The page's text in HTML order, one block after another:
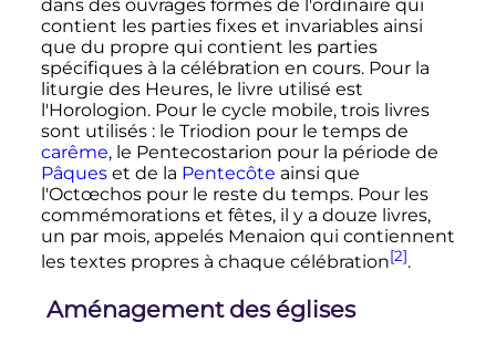
dans des ouvrages formés de l'ordinaire qui
contient les parties fixes et invariables ainsi
que du propre qui contient les parties
spécifiques à la célébration en cours. Pour la
liturgie des Heures, le livre utilisé est
l'Horologion. Pour le cycle mobile, trois livres
sont utilisés : le Triodion pour le temps de
carême, le Pentecostarion pour la période de
Pâqueset de la Pentecôte ainsi que
l'Octœchos pour le reste du temps. Pour les
commémorations et fêtes, il y a douze livres,
un par mois, appelés Menaion qui contiennent
les textes propres à chaque célébration[2].
Aménagement des églises